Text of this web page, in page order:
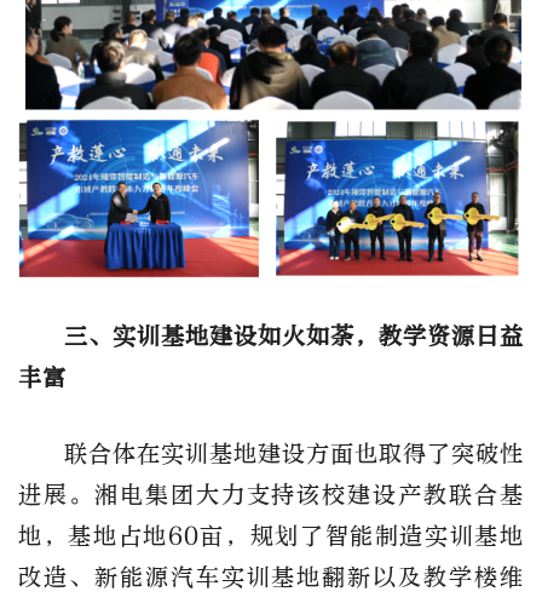
三、实训基地建设如火如荼，教学资源日益
丰富
联合体在实训基地建设方面也取得了突破性
进展。湘电集团大力支持该校建设产教联合基
地，基地占地60亩，规划了智能制造实训基地
改造、新能源汽车实训基地翻新以及教学楼维